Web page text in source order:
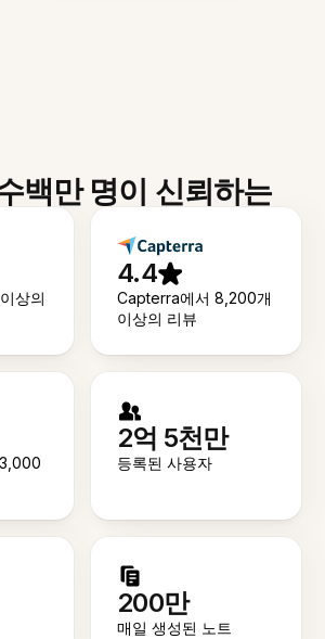
백만 명이 신뢰하는
상의
4.4
Capterra에서 8,200개
이상의 리뷰
2억 5천만
등록된 사용자
200만
매일 생성된 노트